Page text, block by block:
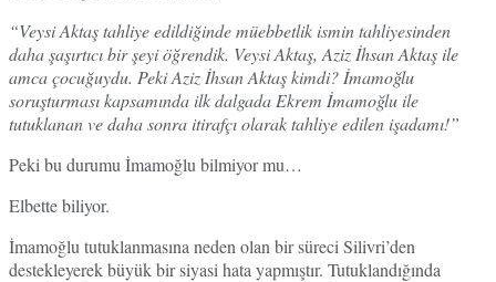
“Veysi Aktaş tahliye edildiğinde müebbetlik ismin tahliyesinden
daha şaşırtıcı bir şeyi öğrendik. Veysi Aktaş, Aziz İhsan Aktaş ile
amca çocuğuydu. Peki Aziz İhsan Aktaş kimdi? İmamoğlu
soruşturması kapsamında ilk dalgada Ekrem İmamoğlu ile
tutuklanan ve daha sonra itirafçı olarak tahliye edilen işadamı!”
Peki bu durumu İmamoğlu bilmiyor mu…
Elbette biliyor.
İmamoğlu tutuklanmasına neden olan bir süreci Silivri’den
destekleyerek büyük bir siyasi hata yapmıştır. Tutuklandığında